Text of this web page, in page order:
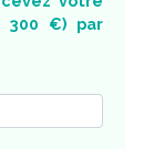
300 €) par